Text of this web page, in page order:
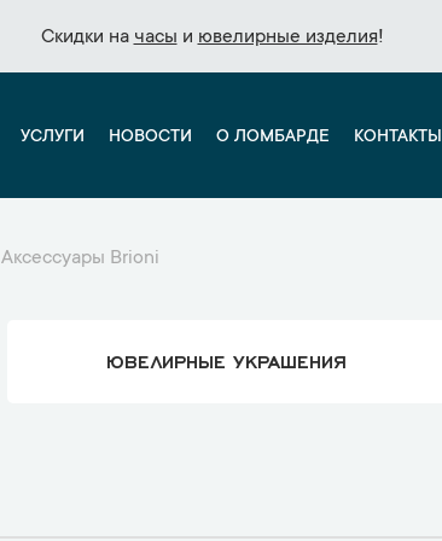
Скидки на часы и ювелирные изделия!
Скидки на часы и ювелирные изделия!
УСЛУГИ НОВОСТИ О ЛОМБАРДЕ КОНТАКТЫ
Аксессуары Brioni
ЮВЕЛИРНЫЕ УКРАШЕНИЯ